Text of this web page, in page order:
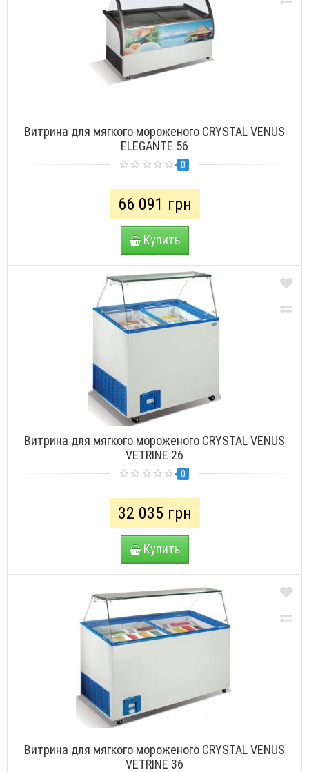
Витрина для мягкого мороженого CRYSTAL VENUS
ELEGANTE 56
0
66 091 грн
Купить
Витрина для мягкого мороженого CRYSTAL VENUS
VETRINE 26
0
32 035 грн
Купить
Витрина для мягкого мороженого CRYSTAL VENUS
VETRINE 36